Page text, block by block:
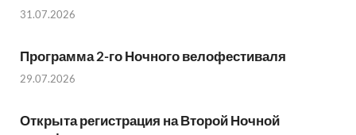
31.07.2026
Программа 2-го Ночного велофестиваля
29.07.2026
Открыта регистрация на Второй Ночной